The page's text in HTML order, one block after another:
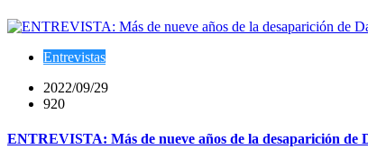
Entrevistas
2022/09/29
920
ENTREVISTA: Más de nueve años de la desaparición de